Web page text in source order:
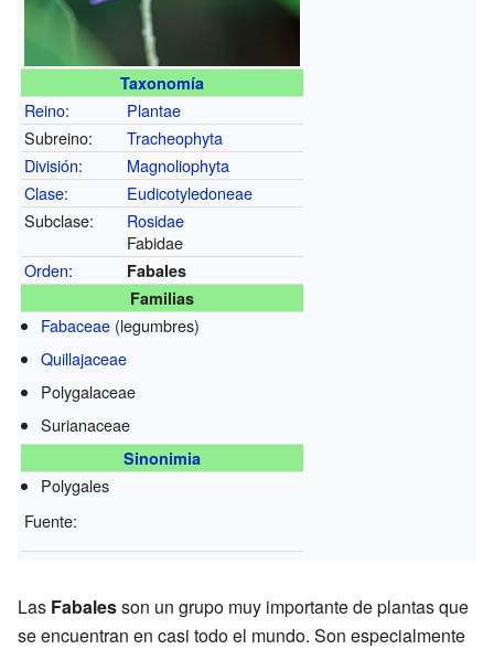
Taxonomía
Reino:
Plantae
Subreino:
Tracheophyta
División:
Magnoliophyta
Clase:
Eudicotyledoneae
Subclase:
Rosidae
Fabidae
Orden:
Fabales
Familias
Fabaceae(legumbres)
Quillajaceae
Polygalaceae
Surianaceae
Sinonimia
Polygales
Fuente:
Las Fabalesson un grupo muy importante de plantas que
se encuentran en casi todo el mundo. Son especialmente